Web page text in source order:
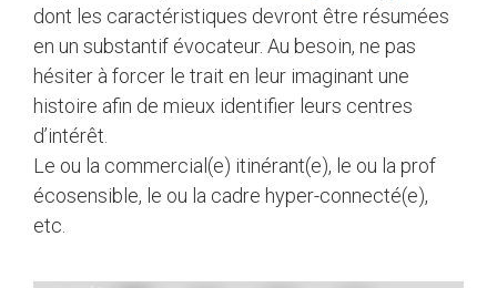
dont les caractéristiques devront être résumées
en un substantif évocateur. Au besoin, ne pas
hésiter à forcer le trait en leur imaginant une
histoire afin de mieux identifier leurs centres
d’intérêt.
Le ou la commercial(e) itinérant(e), le ou la prof
écosensible, le ou la cadre hyper-connecté(e),
etc.